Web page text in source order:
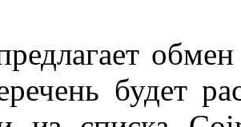
будет